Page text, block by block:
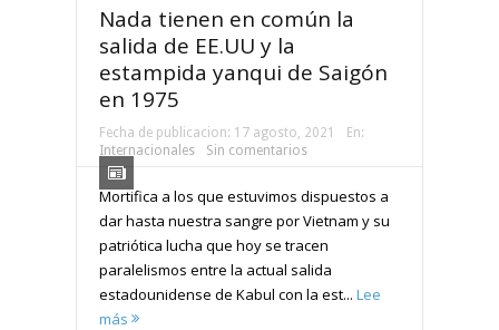
Nada tienen en común la
salida de EE.UU y la
estampida yanqui de Saigón
en 1975
Fecha de publicacion: 17 agosto, 2021
En:
Internacionales
Sin comentarios
Mortifica a los que estuvimos dispuestos a
dar hasta nuestra sangre por Vietnam y su
patriótica lucha que hoy se tracen
paralelismos entre la actual salida
estadounidense de Kabul con la est... Lee
más